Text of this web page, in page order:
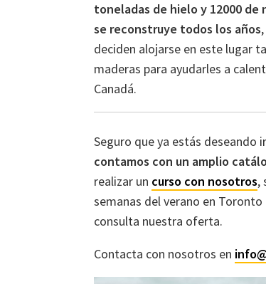
toneladas de hielo y 12000 de
se reconstruye todos los años
deciden alojarse en este lugar
maderas para ayudarles a
Canadá.
Seguro que ya estás deseando
contamos con un amplio
realizar un curso con nosotros,
semanas del verano en Toronto
consulta nuestra oferta.
Contacta con nosotros en